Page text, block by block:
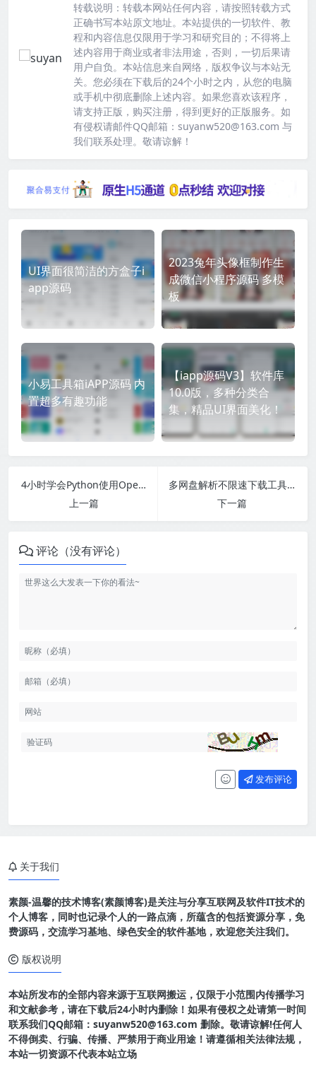
转载说明： 转载本网站任何内容，请按照转载方式
正确书写本站原文地址。本站提供的一切软件、教
程和内容信息仅限用于学习和研究目的；不得将上
述内容用于商业或者非法用途，否则，一切后果请
用户自负。本站信息来自网络，版权争议与本站无
关。您必须在下载后的24个小时之内，从您的电脑
或手机中彻底删除上述内容。如果您喜欢该程序，
请支持正版，购买注册，得到更好的正版服务。如
有侵权请邮件QQ邮箱：suyanw520@163.com 与
我们联系处理。敬请谅解！
UI界面很简洁的方盒子i
app源码
2023兔年头像框制作生
成微信小程序源码 多模
板
小易工具箱iAPP源码 内
置超多有趣功能
【iapp源码V3】软件库
10.0版，多种分类合
集，精品UI界面美化！
4小时学会Python使用OpenCV视频教程
上一篇
多网盘解析不限速下载工具百度盘,夸克盘,天翼盘,UC盘,123盘,移动盘,微云盘
下一篇
评论（没有评论）
发布评论
关于我们
素颜-温馨的技术博客(素颜博客)是关注与分享互联网及软件IT技术的
个人博客，同时也记录个人的一路点滴，所蕴含的包括资源分享，免
费源码，交流学习基地、绿色安全的软件基地，欢迎您关注我们。
版权说明
本站所发布的全部内容来源于互联网搬运，仅限于小范围内传播学习
和文献参考，请在下载后24小时内删除！如果有侵权之处请第一时间
联系我们QQ邮箱：suyanw520@163.com 删除。敬请谅解!任何人
不得倒卖、行骗、传播、严禁用于商业用途！请遵循相关法律法规，
本站一切资源不代表本站立场